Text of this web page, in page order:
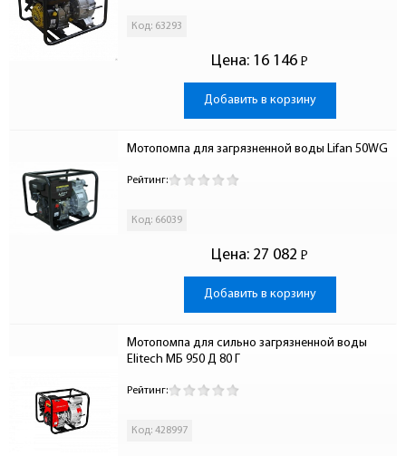
Код: 63293
Цена: 16 146 Р
-
Добавить в корзину
Мотопомпа для загрязненной воды Lifan 50WG
Рейтинг:
Код: 66039
Цена: 27 082 Р
-
Добавить в корзину
Мотопомпа для сильно загрязненной воды
Elitech МБ 950 Д 80 Г
Рейтинг:
Код: 428997